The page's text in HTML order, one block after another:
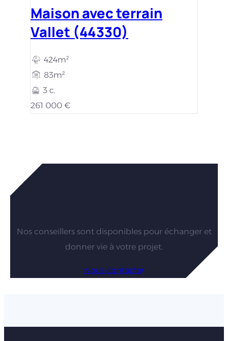
Maison avec terrain
Vallet (44330)
424m²
83m²
3 c.
261 000 €
Vous êtes intéressés par nos
Nos conseillers sont disponibles pour échanger et
donner vie à votre projet.
Nous contacter